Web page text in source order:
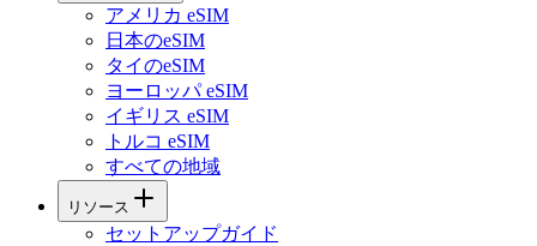
アメリカ eSIM
日本のeSIM
タイのeSIM
ヨーロッパ eSIM
イギリス eSIM
トルコ eSIM
すべての地域
リソース
セットアップガイド